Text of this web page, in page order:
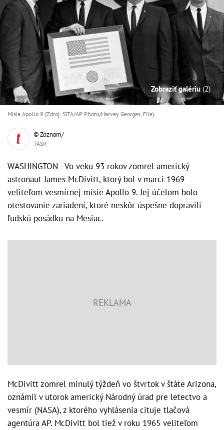
Zobraziť galériu (2)
Misia Apollo 9 (Zdroj: SITA/AP Photo/Harvey Georges, File)
© Zoznam/
TASR
WASHINGTON - Vo veku 93 rokov zomrel americký
astronaut James McDivitt, ktorý bol v marci 1969
veliteľom vesmírnej misie Apollo 9. Jej účelom bolo
otestovanie zariadení, ktoré neskôr úspešne dopravili
ľudskú posádku na Mesiac.
McDivitt zomrel minulý týždeň vo štvrtok v štáte Arizona,
oznámil v utorok americký Národný úrad pre letectvo a
vesmír (NASA), z ktorého vyhlásenia cituje tlačová
agentúra AP. McDivitt bol tiež v roku 1965 veliteľom